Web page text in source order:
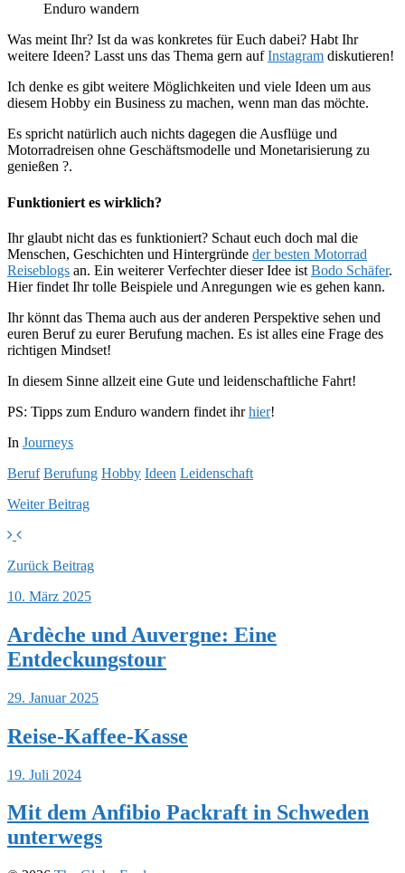
Enduro wandern
Was meint Ihr? Ist da was konkretes für Euch dabei? Habt Ihr
weitere Ideen? Lasst uns das Thema gern aufInstagram diskutieren!
Ich denke es gibt weitere Möglichkeiten und viele Ideen um aus
diesem Hobby ein Business zu machen, wenn man das möchte.
Es spricht natürlich auch nichts dagegen die Ausflüge und
Motorradreisen ohne Geschäftsmodelle und Monetarisierung zu
genießen ?.
Funktioniert es wirklich?
Ihr glaubt nicht das es funktioniert? Schaut euch doch mal die
Menschen, Geschichten und Hintergründe der besten Motorrad
Reiseblogs an. Ein weiterer Verfechter dieser Idee ist Bodo Schäfer.
Hier findet Ihr tolle Beispiele und Anregungen wie es gehen kann.
Ihr könnt das Thema auch aus der anderen Perspektive sehen und
euren Beruf zu eurer Berufung machen. Es ist alles eine Frage des
richtigen Mindset!
In diesem Sinne allzeit eine Gute und leidenschaftliche Fahrt!
PS: Tipps zum Enduro wandern findet ihrhier!
In Journeys
Beruf Berufung Hobby Ideen Leidenschaft
WeiterBeitrag
Zurück Beitrag
10. März 2025
Ardèche und Auvergne: Eine
Entdeckungstour
29. Januar 2025
Reise-Kaffee-Kasse
19. Juli 2024
Mit dem Anfibio Packraft in Schweden
unterwegs